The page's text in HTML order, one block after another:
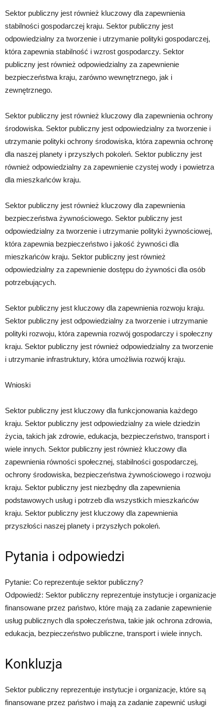
Sektor publiczny jest również kluczowy dla zapewnienia
stabilności gospodarczej kraju. Sektor publiczny jest
odpowiedzialny za tworzenie i utrzymanie polityki gospodarczej,
która zapewnia stabilność i wzrost gospodarczy. Sektor
publiczny jest również odpowiedzialny za zapewnienie
bezpieczeństwa kraju, zarówno wewnętrznego, jak i
zewnętrznego.
Sektor publiczny jest również kluczowy dla zapewnienia ochrony
środowiska. Sektor publiczny jest odpowiedzialny za tworzenie i
utrzymanie polityki ochrony środowiska, która zapewnia ochronę
dla naszej planety i przyszłych pokoleń. Sektor publiczny jest
również odpowiedzialny za zapewnienie czystej wody i powietrza
dla mieszkańców kraju.
Sektor publiczny jest również kluczowy dla zapewnienia
bezpieczeństwa żywnościowego. Sektor publiczny jest
odpowiedzialny za tworzenie i utrzymanie polityki żywnościowej,
która zapewnia bezpieczeństwo i jakość żywności dla
mieszkańców kraju. Sektor publiczny jest również
odpowiedzialny za zapewnienie dostępu do żywności dla osób
potrzebujących.
Sektor publiczny jest kluczowy dla zapewnienia rozwoju kraju.
Sektor publiczny jest odpowiedzialny za tworzenie i utrzymanie
polityki rozwoju, która zapewnia rozwój gospodarczy i społeczny
kraju. Sektor publiczny jest również odpowiedzialny za tworzenie
i utrzymanie infrastruktury, która umożliwia rozwój kraju.
Wnioski
Sektor publiczny jest kluczowy dla funkcjonowania każdego
kraju. Sektor publiczny jest odpowiedzialny za wiele dziedzin
życia, takich jak zdrowie, edukacja, bezpieczeństwo, transport i
wiele innych. Sektor publiczny jest również kluczowy dla
zapewnienia równości społecznej, stabilności gospodarczej,
ochrony środowiska, bezpieczeństwa żywnościowego i rozwoju
kraju. Sektor publiczny jest niezbędny dla zapewnienia
podstawowych usług i potrzeb dla wszystkich mieszkańców
kraju. Sektor publiczny jest kluczowy dla zapewnienia
przyszłości naszej planety i przyszłych pokoleń.
Pytania i odpowiedzi
Pytanie: Co reprezentuje sektor publiczny?
Odpowiedź: Sektor publiczny reprezentuje instytucje i organizacje
finansowane przez państwo, które mają za zadanie zapewnienie
usług publicznych dla społeczeństwa, takie jak ochrona zdrowia,
edukacja, bezpieczeństwo publiczne, transport i wiele innych.
Konkluzja
Sektor publiczny reprezentuje instytucje i organizacje, które są
finansowane przez państwo i mają za zadanie zapewnić usługi